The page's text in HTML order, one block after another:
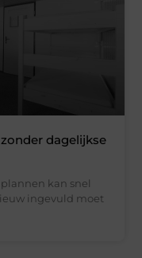
dagelijkse
kan snel
ingevuld moet